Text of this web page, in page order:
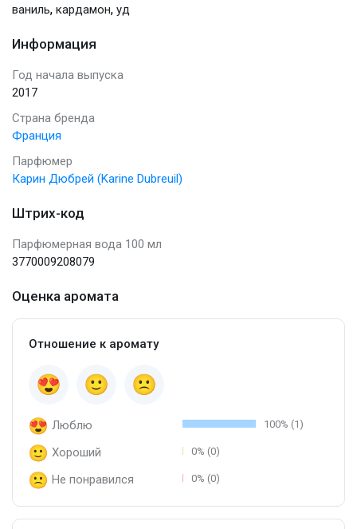
ваниль, кардамон, уд
Информация
Год начала выпуска
2017
Страна бренда
Франция
Парфюмер
Карин Дюбрей (Karine Dubreuil)
Штрих-код
Парфюмерная вода 100 мл
3770009208079
Оценка аромата
Отношение к аромату
Люблю 100% (1)
Хороший 0% (0)
Не понравился 0% (0)